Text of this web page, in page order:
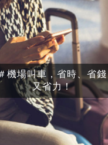
機場叫車，省時、省錢
又省力！